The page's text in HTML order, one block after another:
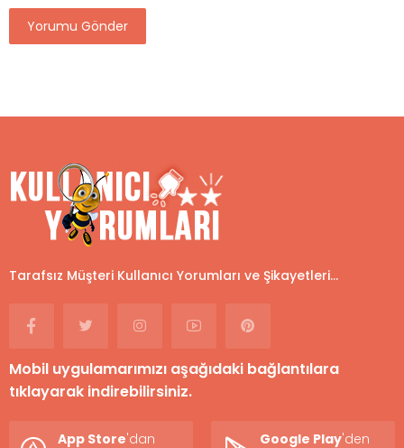
Tarafsız Müşteri Kullanıcı Yorumları ve Şikayetleri...
Mobil uygulamarımızı aşağıdaki bağlantılara
tıklayarak indirebilirsiniz.
App Store'dan Google Play'den